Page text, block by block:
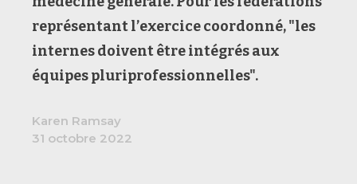
représentant l’exercice coordonné, "les
internes doivent être intégrés aux
équipes pluriprofessionnelles".
Karen Ramsay
31 octobre 2022